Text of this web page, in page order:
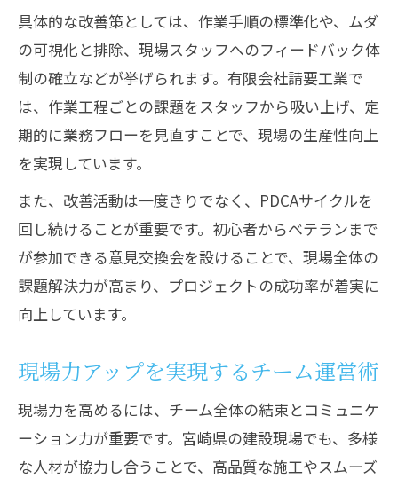
具体的な改善策としては、作業手順の標準化や、ムダ
の可視化と排除、現場スタッフへのフィードバック体
制の確立などが挙げられます。有限会社請要工業で
は、作業工程ごとの課題をスタッフから吸い上げ、定
期的に業務フローを見直すことで、現場の生産性向上
を実現しています。
また、改善活動は一度きりでなく、PDCAサイクルを
回し続けることが重要です。初心者からベテランまで
が参加できる意見交換会を設けることで、現場全体の
課題解決力が高まり、プロジェクトの成功率が着実に
向上しています。
現場力アップを実現するチーム運営術
現場力を高めるには、チーム全体の結束とコミュニケ
ーション力が重要です。宮崎県の建設現場でも、多様
な人材が協力し合うことで、高品質な施工やスムーズ